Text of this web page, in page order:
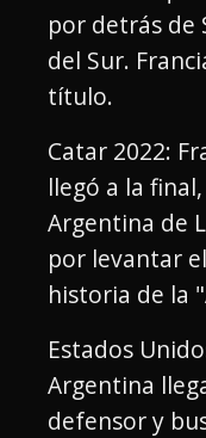
por detrás de
del Sur.
título.
Catar 2022:
llegó a la
Argentina de
por levantar
historia de la
Estados
Argentina
defensor y